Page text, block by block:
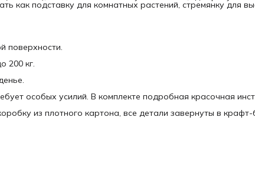
как подставку для комнатных растений, стремянку для
поверхности.
200 кг.
особых усилий. В комплекте подробная красочная
из плотного картона, все детали завернуты в крафт-